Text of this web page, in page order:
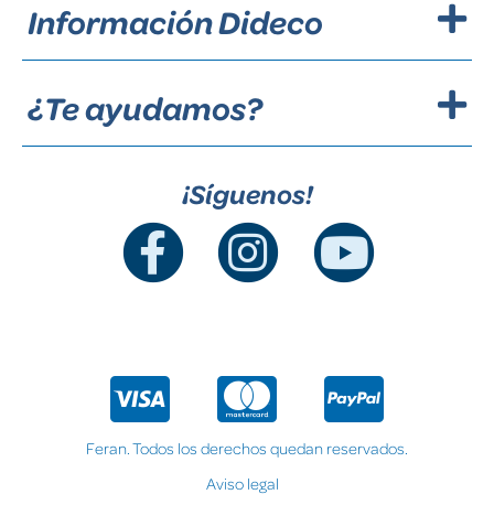
Información Dideco
¿Te ayudamos?
¡Síguenos!
Feran. Todos los derechos quedan reservados.
Aviso legal